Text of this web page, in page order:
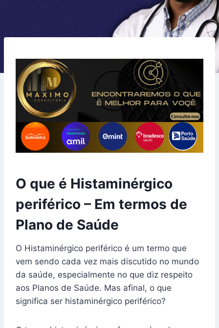
O que é Histaminérgico
periférico – Em termos de
Plano de Saúde
O Histaminérgico periférico é um termo que
vem sendo cada vez mais discutido no mundo
da saúde, especialmente no que diz respeito
aos Planos de Saúde. Mas afinal, o que
significa ser histaminérgico periférico?